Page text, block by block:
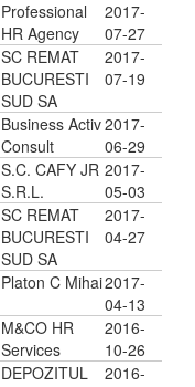
Professional
HR Agency
2017-
07-27
SC REMAT
BUCURESTI
SUD SA
2017-
07-19
Business Activ
Consult
2017-
06-29
S.C. CAFY JR
S.R.L.
2017-
05-03
SC REMAT
BUCURESTI
SUD SA
2017-
04-27
Platon C Mihai2017-
04-13
M&CO HR
Services
2016-
10-26
DEPOZITUL
2016-